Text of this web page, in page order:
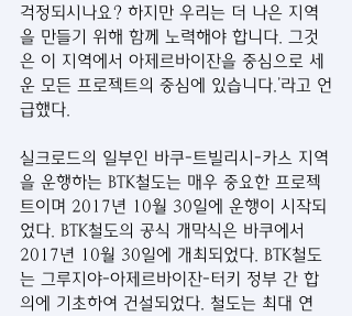
걱정되시나요? 하지만 우리는 더 나은 지역
을 만들기 위해 함께 노력해야 합니다. 그것
은 이 지역에서 아제르바이잔을 중심으로 세
운 모든 프로젝트의 중심에 있습니다.’라고 언
급했다.
실크로드의 일부인 바쿠-트빌리시-카스 지역
을 운행하는 BTK철도는 매우 중요한 프로젝
트이며 2017년 10월 30일에 운행이 시작되
었다. BTK철도의 공식 개막식은 바쿠에서
2017년 10월 30일에 개최되었다. BTK철도
는 그루지야-아제르바이잔-터키 정부 간 합
의에 기초하여 건설되었다. 철도는 최대 연